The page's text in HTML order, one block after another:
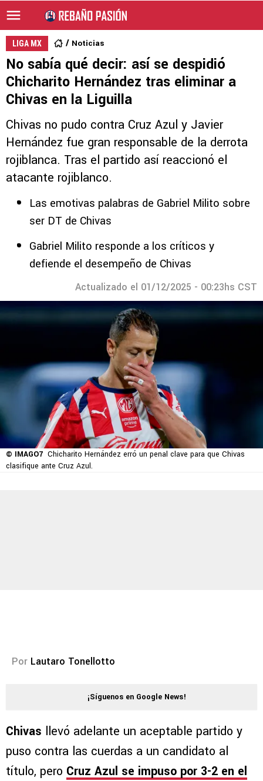
LIGA MX Noticias
No sabía qué decir: así se despidió
Chicharito Hernández tras eliminar a
Chivas en la Liguilla
Chivas no pudo contra Cruz Azul y Javier
Hernández fue gran responsable de la derrota
rojiblanca. Tras el partido así reaccionó el
atacante rojiblanco.
Las emotivas palabras de Gabriel Milito sobre
ser DT de Chivas
Gabriel Milito responde a los críticos y
defiende el desempeño de Chivas
Actualizado el 01/12/2025 - 00:23hs CST
© IMAGO7 Chicharito Hernández erró un penal clave para que Chivas
clasifique ante Cruz Azul.
Por Lautaro Tonellotto
¡Síguenos en Google News!
Chivas llevó adelante un aceptable partido y
puso contra las cuerdas a un candidato al
título, pero Cruz Azul se impuso por 3-2 en el